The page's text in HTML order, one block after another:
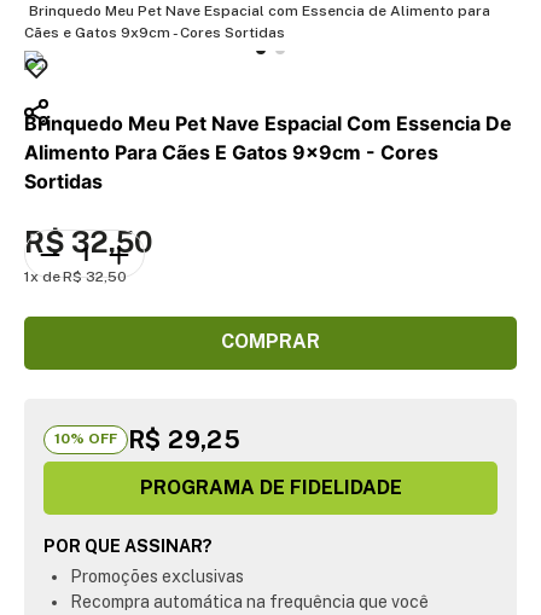
Brinquedo Meu Pet Nave Espacial com Essencia de Alimento para
Cães e Gatos 9x9cm - Cores Sortidas
Brinquedo Meu Pet Nave Espacial Com Essencia De
Alimento Para Cães E Gatos 9x9cm - Cores
Sortidas
R$32,50
1 R$ 32,50
COMPRAR
10% OFF R$ 29,25
PROGRAMA DE FIDELIDADE
POR QUE ASSINAR?
Promoções exclusivas
Recompra automática na frequência que você